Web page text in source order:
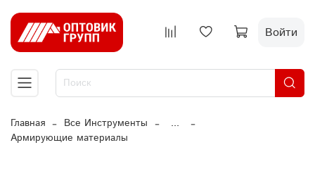
Войти
Главная Все Инструменты
...
Армирующие материалы